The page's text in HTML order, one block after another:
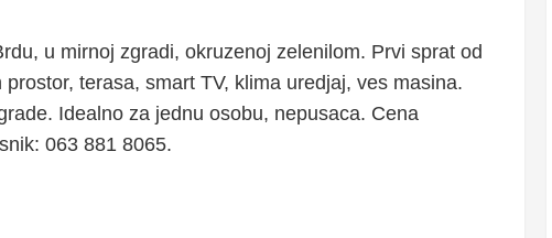
u mirnoj zgradi, okruzenoj zelenilom. Prvi sprat od
terasa, smart TV, klima uredjaj, ves masina.
Idealno za jednu osobu, nepusaca. Cena
063 881 8065.